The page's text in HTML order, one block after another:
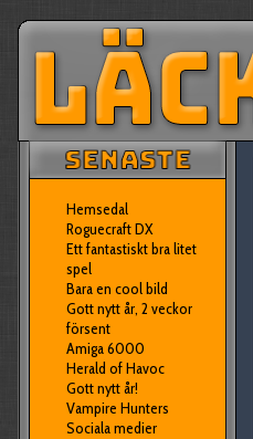
Hemsedal
Roguecraft DX
Ett fantastiskt bra litet
spel
Bara en cool bild
Gott nytt år, 2 veckor
försent
Amiga 6000
Herald of Havoc
Gott nytt år!
Vampire Hunters
Sociala medier